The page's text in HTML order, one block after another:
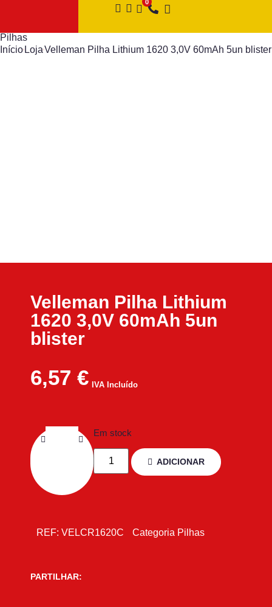
Pilhas
Início LojaVelleman Pilha Lithium 1620 3,0V 60mAh 5un blister
Velleman Pilha Lithium
1620 3,0V 60mAh 5un
blister
6,57 € IVA Incluído
Em stock
ADICIONAR
REF: VELCR1620C Categoria Pilhas
PARTILHAR: